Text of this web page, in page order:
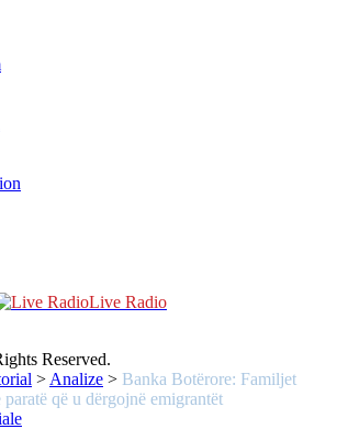
Live Radio
Reserved.
> Analize > Banka Botërore: Familjet
që u dërgojnë emigrantët